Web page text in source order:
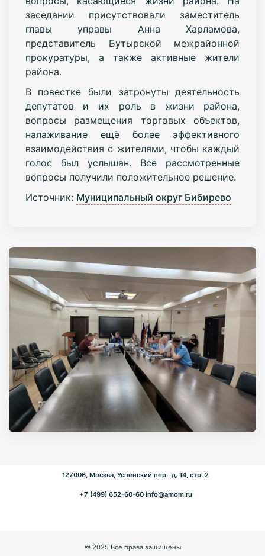
заседании присутствовали заместитель
главы управы Анна Харламова,
представитель Бутырской межрайонной
прокуратуры, а также активные жители
района.
В повестке были затронуты деятельность
депутатов и их роль в жизни района,
вопросы размещения торговых объектов,
налаживание ещё более эффективного
взаимодействия с жителями, чтобы каждый
голос был услышан. Все рассмотренные
вопросы получили положительное решение.
Источник: Муниципальный округ Бибирево
127006, Москва, Успенский пер., д. 14, стр. 2
+7 (499) 652-60-60 info@amom.ru
© 2025 Все права защищены